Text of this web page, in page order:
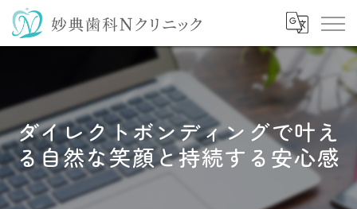
ダイレクトボンディングで叶え
る自然な笑顔と持続する安心感